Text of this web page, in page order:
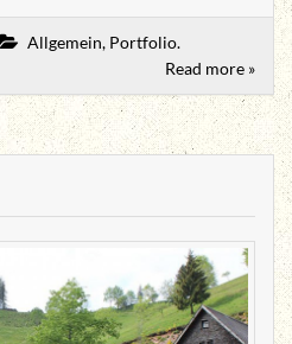
Allgemein, Portfolio.
Read more »